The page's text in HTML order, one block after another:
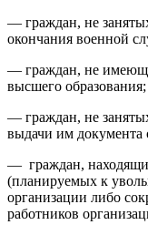
— граждан, не
окончания военной
— граждан, не
высшего образования;
— граждан, не
выдачи им документа
— граждан,
(планируемых к
организации либо
работников